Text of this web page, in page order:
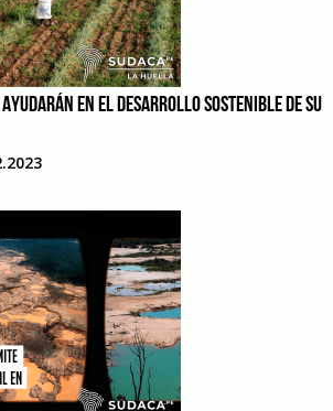
EN EL DESARROLLO SOSTENIBLE DE SU